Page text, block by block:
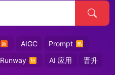
AIGC
Prompt
Runway AI 应用 晋升